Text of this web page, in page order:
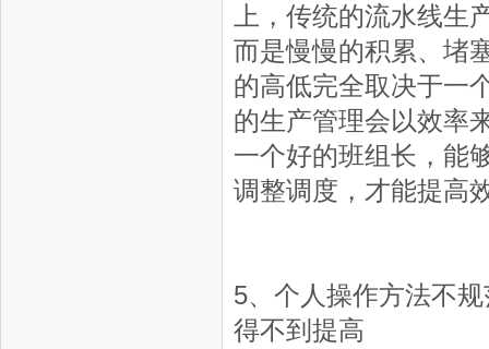
上，传统的流水线生
而是慢慢的积累、堵
的高低完全取决于一
的生产管理会以效率
一个好的班组长，能
调整调度，才能提高
5、个人操作方法不
得不到提高